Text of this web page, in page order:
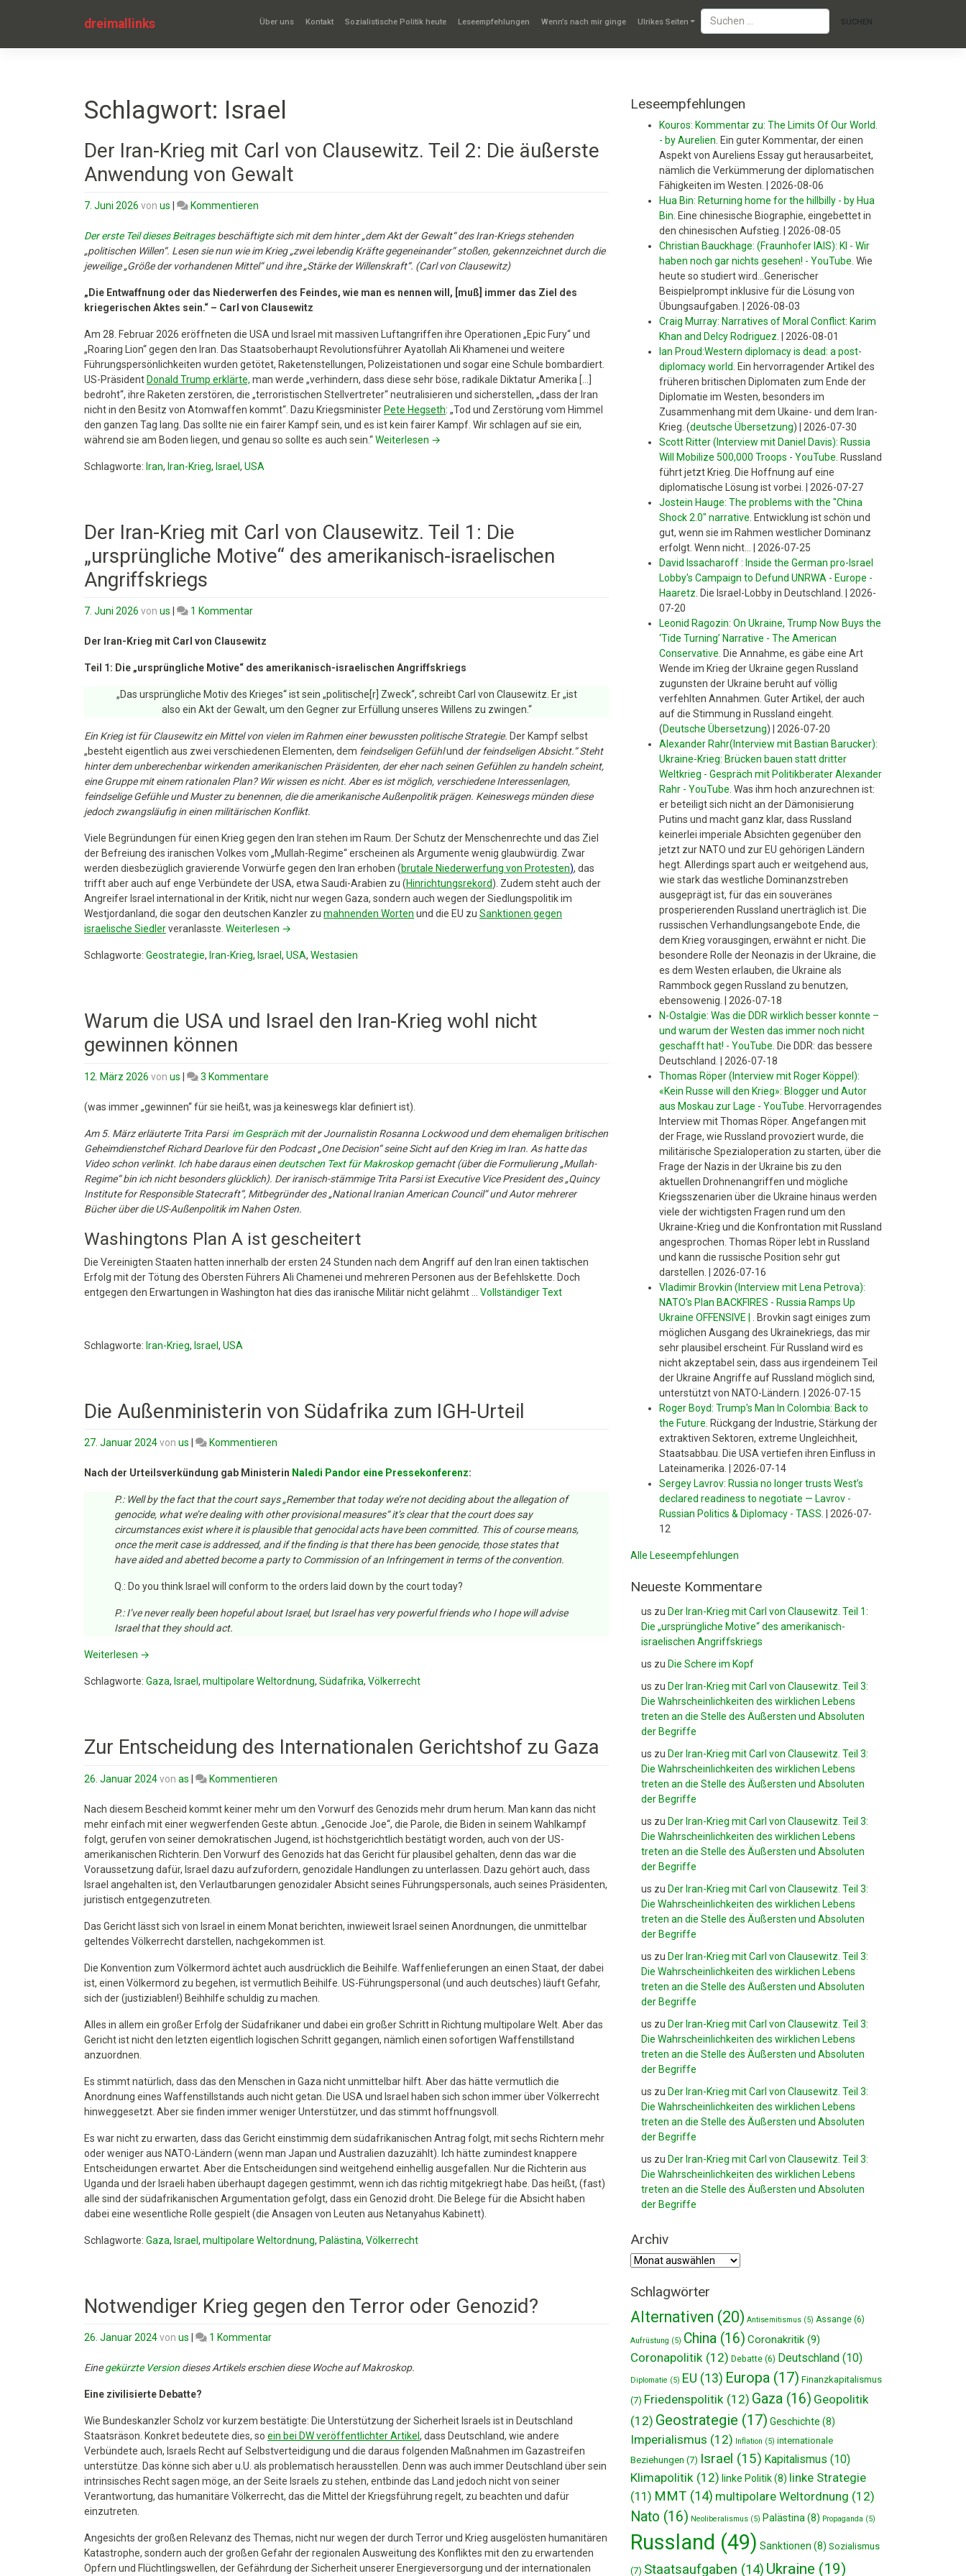
dreimallinks Über uns Kontakt Sozialistische Politik heute Leseempfehlungen Wenn’s nach mir ginge Ulrikes Seiten
Schlagwort: Israel
Der Iran-Krieg mit Carl von Clausewitz. Teil 2: Die äußerste
Anwendung von Gewalt
7. Juni 2026 von us Kommentieren
Iran-
Krieg
mit
von
Clausewitz.
2:
Die
äußerste
Anwendung
von
Gewalt
Der erste Teil dieses Beitragesbeschäftigte sich mit dem hinter „dem Akt der Gewalt“ des Iran-Kriegs stehenden
„politischen Willen“. Lesen sie nun wie im Krieg „zwei lebendig Kräfte gegeneinander“ stoßen, gekennzeichnet durch die
jeweilige„Größe der vorhandenen Mittel“und ihre„Stärke der Willenskraft“. (Carl von Clausewitz)
„ Die Entwaffnung oder das Niederwerfen des Feindes, wie man es nennen will, [muß] immer das Ziel des
kriegerischen Aktes sein.“ – Carl von Clausewitz
Am 28. Februar 2026 eröffneten die USA und Israel mit massiven Luftangriffen ihre Operationen „Epic Fury“ und
„Roaring Lion“ gegen den Iran. Das Staatsoberhaupt Revolutionsführer Ayatollah Ali Khamenei und weitere
Führungspersönlichkeiten wurden getötet, Raketenstellungen, Polizeistationen und sogar eine Schule bombardiert.
US-Präsident Donald Trump erklärte, man werde „verhindern, dass diese sehr böse, radikale Diktatur Amerika […]
bedroht“, ihre Raketen zerstören, die „terroristischen Stellvertreter“ neutralisieren und sicherstellen, „dass der Iran
nicht in den Besitz von Atomwaffen kommt“. Dazu Kriegsminister Pete Hegseth: „Tod und Zerstörung vom Himmel
den ganzen Tag lang. Das sollte nie ein fairer Kampf sein, und es ist kein fairer Kampf. Wir schlagen auf sie ein,
während sie am Boden liegen, und genau so sollte es auch sein.“Weiterlesen →
Schlagworte: Iran, Iran-Krieg, Israel , USA
Der Iran-Krieg mit Carl von Clausewitz. Teil 1: Die
„ursprüngliche Motive“ des amerikanisch-israelischen
Angriffskriegs
7. Juni 2026 von us 1 Kommentarzu
Iran-
mit
von
Clausewitz.
Teil
1:
Die
„ursprüngliche
Motive“
des
israelischen
Angriffskriegs
Der Iran-Krieg mit Carl von Clausewitz
Teil 1: Die „ursprüngliche Motive“ des amerikanisch-israelischen Angriffskriegs
„Das ursprüngliche Motivdes Krieges“ ist sein „politische[r] Zweck“, schreibt Carl von Clausewitz. Er „ist
also ein Akt der Gewalt, um den Gegner zur Erfüllung unseres Willens zu zwingen.“
Ein Krieg ist für Clausewitz ein Mittel von vielen im Rahmen einer bewussten politische Strategie. Der Kampf selbst
„besteht eigentlich aus zwei verschiedenen Elementen, dem feindseligen Gefühlund der feindseligen Absicht.“Steht
hinter dem unberechenbar wirkenden amerikanischen Präsidenten, der eher nach seinen Gefühlen zu handeln scheint,
eine Gruppe mit einem rationalen Plan? Wir wissen es nicht. Aber es ist möglich, verschiedene Interessenlagen,
feindselige Gefühle und Muster zu benennen, die die amerikanische Außenpolitik prägen. Keineswegs münden diese
jedoch zwangsläufig in einen militärischen Konflikt.
Viele Begründungen für einen Krieg gegen den Iran stehen im Raum. Der Schutz der Menschenrechte und das Ziel
der Befreiung des iranischen Volkes vom „Mullah-Regime“ erscheinen als Argumente wenig glaubwürdig. Zwar
werden diesbezüglich gravierende Vorwürfe gegen den Iran erhoben (brutale Niederwerfung von Protesten), das
trifft aber auch auf enge Verbündete der USA, etwa Saudi-Arabien zu (Hinrichtungsrekord). Zudem steht auch der
Angreifer Israel international in der Kritik, nicht nur wegen Gaza, sondern auch wegen der Siedlungspolitik im
Westjordanland, die sogar den deutschen Kanzler zu mahnenden Worten und die EU zu Sanktionen gegen
israelische Siedlerveranlasste. Weiterlesen →
Schlagworte: Geostrategie, Iran-Krieg, Israel , USA, Westasien
Warum die USA und Israel den Iran-Krieg wohl nicht
gewinnen können
12. März 2026 von us 3 Kommentare
die
und
Israel
den
Iran-
Krieg
wohl
gewinnen
können
(was immer „gewinnen“ für sie heißt, was ja keineswegs klar definiert ist).
Am 5. März erläuterte Trita Parsi im Gespräch mit der Journalistin Rosanna Lockwood und dem ehemaligen britischen
Geheimdienstchef Richard Dearlove für den Podcast „One Decision“ seine Sicht auf den Krieg im Iran. As hatte das
Video schon verlinkt. Ich habe daraus einen deutschen Text für Makroskopgemacht (über die Formulierung „Mullah-
Regime“ bin ich nicht besonders glücklich). Der iranisch-stämmige Trita Parsi ist Executive Vice President des „Quincy
Institute for Responsible Statecraft“, Mitbegründer des „National Iranian American Council“ und Autor mehrerer
Bücher über die US-Außenpolitik im Nahen Osten.
Washingtons Plan A ist gescheitert
Die Vereinigten Staaten hatten innerhalb der ersten 24 Stunden nach dem Angriff auf den Iran einen taktischen
Erfolg mit der Tötung des Obersten Führers Ali Chamenei und mehreren Personen aus der Befehlskette. Doch
entgegen den Erwartungen in Washington hat dies das iranische Militär nicht gelähmt … Vollständiger Text
Schlagworte: Iran-Krieg, Israel , USA
Die Außenministerin von Südafrika zum IGH-Urteil
27. Januar 2024von us Kommentieren
Außenministerin
Südafrika
zum
IGH-
Urteil
Nach der Urteilsverkündung gab Ministerin Naledi Pandor eine Pressekonferenz:
P.: Well by the fact that the court says „Remember that today we’re not deciding about the allegation of
genocide, what we’re dealing with other provisional measures“ it’s clear that the court does say
circumstances exist where it is plausible that genocidal acts have been committed. This of course means,
once the merit case is addressed, and if the finding is that there has been genocide, those states that
have aided and abetted become a party to Commission of an Infringement in terms of the convention.
Q.: Do you think Israel will conform to the orders laid down by the court today?
P.: I’ve never really been hopeful about Israel, but Israel has very powerful friends who I hope will advise
Israel that they should act.
Weiterlesen →
Schlagworte: Gaza, Israel , multipolare Weltordnung, Südafrika, Völkerrecht
Zur Entscheidung des Internationalen Gerichtshof zu Gaza
26. Januar 2024von as Kommentieren
Entscheidung
des
Internationalen
Gerichtshof
zu
Gaza
Nach diesem Bescheid kommt keiner mehr um den Vorwurf des Genozids mehr drum herum. Man kann das nicht
mehr einfach mit einer wegwerfenden Geste abtun. „Genocide Joe“, die Parole, die Biden in seinem Wahlkampf
folgt, gerufen von seiner demokratischen Jugend, ist höchstgerichtlich bestätigt worden, auch von der US-
amerikanischen Richterin. Den Vorwurf des Genozids hat das Gericht für plausibel gehalten, denn das war die
Voraussetzung dafür, Israel dazu aufzufordern, genozidale Handlungen zu unterlassen. Dazu gehört auch, dass
Israel angehalten ist, den Verlautbarungen genozidaler Absicht seines Führungspersonals, auch seines Präsidenten,
juristisch entgegenzutreten.
Das Gericht lässt sich von Israel in einem Monat berichten, inwieweit Israel seinen Anordnungen, die unmittelbar
geltendes Völkerrecht darstellen, nachgekommen ist.
Die Konvention zum Völkermord ächtet auch ausdrücklich die Beihilfe. Waffenlieferungen an einen Staat, der dabei
ist, einen Völkermord zu begehen, ist vermutlich Beihilfe. US-Führungspersonal (und auch deutsches) läuft Gefahr,
sich der (justiziablen!) Beihhilfe schuldig zu machen.
Alles in allem ein großer Erfolg der Südafrikaner und dabei ein großer Schritt in Richtung multipolare Welt. Aber das
Gericht ist nicht den letzten eigentlich logischen Schritt gegangen, nämlich einen sofortigen Waffenstillstand
anzuordnen.
Es stimmt natürlich, dass das den Menschen in Gaza nicht unmittelbar hilft. Aber das hätte vermutlich die
Anordnung eines Waffenstillstands auch nicht getan. Die USA und Israel haben sich schon immer über Völkerrecht
hinweggesetzt. Aber sie finden immer weniger Unterstützer, und das stimmt hoffnungsvoll.
Es war nicht zu erwarten, dass das Gericht einstimmig dem südafrikanischen Antrag folgt, mit sechs Richtern mehr
oder weniger aus NATO-Ländern (wenn man Japan und Australien dazuzählt). Ich hätte zumindest knappere
Entscheidungen erwartet. Aber die Entscheidungen sind weitgehend einhellig ausgefallen. Nur die Richterin aus
Uganda und der Israeli haben überhaupt dagegen gestimmt, wenn ich das richtig mitgekriegt habe. Das heißt, (fast)
alle sind der südafrikanischen Argumentation gefolgt, dass ein Genozid droht. Die Belege für die Absicht haben
dabei eine wesentliche Rolle gespielt (die Ansagen von Leuten aus Netanyahus Kabinett).
Schlagworte: Gaza, Israel , multipolare Weltordnung, Palästina, Völkerrecht
Notwendiger Krieg gegen den Terror oder Genozid?
26. Januar 2024von us 1 Kommentarzu
Krieg
oder
Genozid?
Einegekürzte Version dieses Artikels erschien diese Woche auf Makroskop.
Eine zivilisierte Debatte?
Wie Bundeskanzler Scholz vor kurzem bestätigte: Die Unterstützung der Sicherheit Israels ist in Deutschland
Staatsräson. Konkret bedeutete dies, so ein bei DW veröffentlichter Artikel , dass Deutschland, wie andere
Verbündete auch, Israels Recht auf Selbstverteidigung und die daraus folgenden Maßnahmen im Gazastreifen
unterstütze. Das könne sich aber u.U. als problematisch herausstellen. Denn was auch immer Deutschland über sein
intrinsisches Recht sagen möge, an der Seite Israels zu stehen, entbinde das Land jedoch nicht von seiner
Verantwortung, das humanitäre Völkerrecht, das die Mittel der Kriegsführung regelt, zu beachten und dafür
einzutreten.
Angesichts der großen Relevanz des Themas, nicht nur wegen der durch Terror und Krieg ausgelösten humanitären
Katastrophe, sondern auch der großen Gefahr der regionalen Ausweitung des Konfliktes mit den zu erwartenden
Opfern und Flüchtlingswellen, der Gefährdung der Sicherheit unserer Energieversorgung und der internationalen
Leseempfehlungen
Kouros: Kommentar zu: The Limits Of Our World.
- by Aurelien Ein guter Kommentar, der einen
Aspekt von Aureliens Essay gut herausarbeitet,
nämlich die Verkümmerung der diplomatischen
Fähigkeiten im Westen.
2026-08-06
Hua Bin: Returning home for the hillbilly - by Hua
Bin Eine chinesische Biographie, eingebettet in
den chinesischen Aufstieg.
2026-08-05
Christian Bauckhage: (Fraunhofer IAIS): KI - Wir
haben noch gar nichts gesehen! - YouTube Wie
heute so studiert wird...Generischer
Beispielprompt inklusive für die Lösung von
Übungsaufgaben.
2026-08-03
Craig Murray: Narratives of Moral Conflict: Karim
Khan and Delcy Rodriguez
2026-08-01
Ian Proud:Western diplomacy is dead: a post-
diplomacy world
Ein hervorragender Artikel des
früheren britischen Diplomaten zum Ende der
Diplomatie im Westen, besonders im
Zusammenhang mit dem Ukaine- und dem Iran-
Krieg. (deutsche Übersetzung)
2026-07-30
Scott Ritter (Interview mit Daniel Davis): Russia
Will Mobilize 500,000 Troops - YouTube Russland
führt jetzt Krieg. Die Hoffnung auf eine
diplomatische Lösung ist vorbei.
2026-07-27
Jostein Hauge: The problems with the "China
Shock 2.0" narrative Entwicklung ist schön und
gut, wenn sie im Rahmen westlicher Dominanz
erfolgt. Wenn nicht...
2026-07-25
David Issacharoff : Inside the German pro-Israel
Lobby's Campaign to Defund UNRWA - Europe -
Haaretz Die Israel-Lobby in Deutschland.
2026-
07-20
Leonid Ragozin: On Ukraine, Trump Now Buys the
‘Tide Turning’ Narrative - The American
Conservative Die Annahme, es gäbe eine Art
Wende im Krieg der Ukraine gegen Russland
zugunsten der Ukraine beruht auf völlig
verfehlten Annahmen. Guter Artikel, der auch
auf die Stimmung in Russland eingeht.
(Deutsche Übersetzung)
2026-07-20
Alexander Rahr(Interview mit Bastian Barucker):
Ukraine-Krieg: Brücken bauen statt dritter
Weltkrieg - Gespräch mit Politikberater Alexander
Rahr - YouTube Was ihm hoch anzurechnen ist:
er beteiligt sich nicht an der Dämonisierung
Putins und macht ganz klar, dass Russland
keinerlei imperiale Absichten gegenüber den
jetzt zur NATO und zur EU gehörigen Ländern
hegt. Allerdings spart auch er weitgehend aus,
wie stark das westliche Dominanzstreben
ausgeprägt ist, für das ein souveränes
prosperierenden Russland unerträglich ist. Die
russischen Verhandlungsangebote Ende, die
dem Krieg vorausgingen, erwähnt er nicht. Die
besondere Rolle der Neonazis in der Ukraine, die
es dem Westen erlauben, die Ukraine als
Rammbock gegen Russland zu benutzen,
ebensowenig.
2026-07-18
N-Ostalgie: Was die DDR wirklich besser konnte –
und warum der Westen das immer noch nicht
geschafft hat! - YouTube Die DDR: das bessere
Deutschland.
2026-07-18
Thomas Röper (Interview mit Roger Köppel):
«Kein Russe will den Krieg»: Blogger und Autor
aus Moskau zur Lage - YouTube Hervorragendes
Interview mit Thomas Röper. Angefangen mit
der Frage, wie Russland provoziert wurde, die
militärische Spezialoperation zu starten, über die
Frage der Nazis in der Ukraine bis zu den
aktuellen Drohnenangriffen und mögliche
Kriegsszenarien über die Ukraine hinaus werden
viele der wichtigsten Fragen rund um den
Ukraine-Krieg und die Konfrontation mit Russland
angesprochen. Thomas Röper lebt in Russland
und kann die russische Position sehr gut
darstellen.
2026-07-16
Vladimir Brovkin (Interview mit Lena Petrova):
NATO's Plan BACKFIRES - Russia Ramps Up
Ukraine OFFENSIVE |
Brovkin sagt einiges zum
möglichen Ausgang des Ukrainekriegs, das mir
sehr plausibel erscheint. Für Russland wird es
nicht akzeptabel sein, dass aus irgendeinem Teil
der Ukraine Angriffe auf Russland möglich sind,
unterstützt von NATO-Ländern.
2026-07-15
Roger Boyd: Trump's Man In Colombia: Back to
the Future Rückgang der Industrie, Stärkung der
extraktiven Sektoren, extreme Ungleichheit,
Staatsabbau. Die USA vertiefen ihren Einfluss in
Lateinamerika.
2026-07-14
Sergey Lavrov: Russia no longer trusts West’s
declared readiness to negotiate — Lavrov -
Russian Politics & Diplomacy - TASS
2026-07-
12
Alle Leseempfehlungen
Neueste Kommentare
us zu Der Iran-Krieg mit Carl von Clausewitz. Teil 1:
Die „ursprüngliche Motive“ des amerikanisch-
israelischen Angriffskriegs
us zu Die Schere im Kopf
us zu Der Iran-Krieg mit Carl von Clausewitz. Teil 3:
Die Wahrscheinlichkeiten des wirklichen Lebens
treten an die Stelle des Äußersten und Absoluten
der Begriffe
us zu Der Iran-Krieg mit Carl von Clausewitz. Teil 3:
Die Wahrscheinlichkeiten des wirklichen Lebens
treten an die Stelle des Äußersten und Absoluten
der Begriffe
us zu Der Iran-Krieg mit Carl von Clausewitz. Teil 3:
Die Wahrscheinlichkeiten des wirklichen Lebens
treten an die Stelle des Äußersten und Absoluten
der Begriffe
us zu Der Iran-Krieg mit Carl von Clausewitz. Teil 3:
Die Wahrscheinlichkeiten des wirklichen Lebens
treten an die Stelle des Äußersten und Absoluten
der Begriffe
us zu Der Iran-Krieg mit Carl von Clausewitz. Teil 3:
Die Wahrscheinlichkeiten des wirklichen Lebens
treten an die Stelle des Äußersten und Absoluten
der Begriffe
us zu Der Iran-Krieg mit Carl von Clausewitz. Teil 3:
Die Wahrscheinlichkeiten des wirklichen Lebens
treten an die Stelle des Äußersten und Absoluten
der Begriffe
us zu Der Iran-Krieg mit Carl von Clausewitz. Teil 3:
Die Wahrscheinlichkeiten des wirklichen Lebens
treten an die Stelle des Äußersten und Absoluten
der Begriffe
us zu Der Iran-Krieg mit Carl von Clausewitz. Teil 3:
Die Wahrscheinlichkeiten des wirklichen Lebens
treten an die Stelle des Äußersten und Absoluten
der Begriffe
Archiv
Archiv
Schlagwörter
Alternativen (20) Antisemitismus (5) Assange (6)
Aufrüstung (5) China (16) Coronakritik (9)
Coronapolitik (12) Debatte (6) Deutschland (10)
Diplomatie (5) EU (13) Europa (17) Finanzkapitalismus
(7) Friedenspolitik (12) Gaza (16) Geopolitik
(12) Geostrategie (17) Geschichte (8)
Imperialismus (12) Inflation (5) internationale
Beziehungen (7) Israel (15) Kapitalismus (10)
Klimapolitik (12) linke Politik(8) linke Strategie
(11) MMT (14) multipolare Weltordnung (12)
Nato (16) Neoliberalismus (5) Palästina (8) Propaganda (5)
Russland (49) Sanktionen (8) Sozialismus
(7) Staatsaufgaben (14) Ukraine (19)